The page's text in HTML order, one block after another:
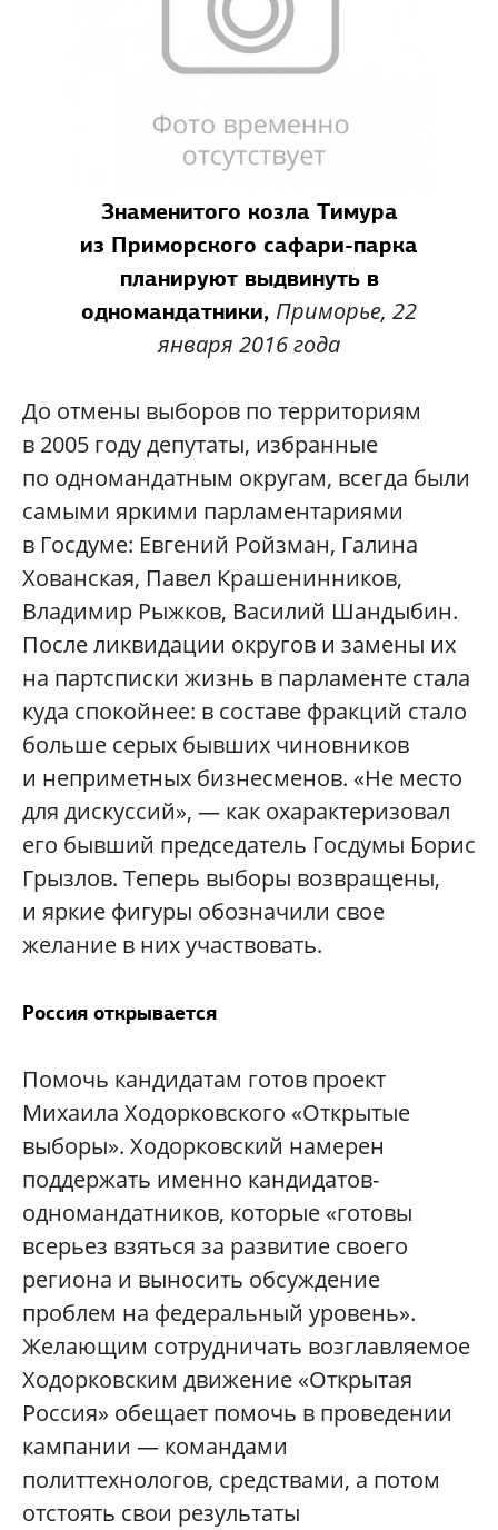
Знаменитого козла Тимура
из Приморского сафари-парка
планируют выдвинуть в
одномандатники, Приморье, 22
января 2016 года
До отмены выборов по территориям
в 2005 году депутаты, избранные
по одномандатным округам, всегда были
самыми яркими парламентариями
в Госдуме: Евгений Ройзман, Галина
Хованская, Павел Крашенинников,
Владимир Рыжков, Василий Шандыбин.
После ликвидации округов и замены их
на партсписки жизнь в парламенте стала
куда спокойнее: в составе фракций стало
больше серых бывших чиновников
и неприметных бизнесменов. «Не место
для дискуссий», — как охарактеризовал
его бывший председатель Госдумы Борис
Грызлов. Теперь выборы возвращены,
и яркие фигуры обозначили свое
желание в них участвовать.
Россия открывается
Помочь кандидатам готов проект
Михаила Ходорковского «Открытые
выборы». Ходорковский намерен
поддержать именно кандидатов-
одномандатников, которые «готовы
всерьез взяться за развитие своего
региона и выносить обсуждение
проблем на федеральный уровень».
Желающим сотрудничать возглавляемое
Ходорковским движение «Открытая
Россия» обещает помочь в проведении
кампании — командами
политтехнологов, средствами, а потом
отстоять свои результаты